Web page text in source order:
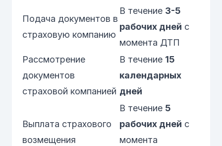
Подача документов в
страховую компанию
В течение 3-5
рабочих дней с
момента ДТП
Рассмотрение
документов
страховой компанией
В течение 15
календарных
дней
Выплата страхового
возмещения
В течение 5
рабочих дней с
момента